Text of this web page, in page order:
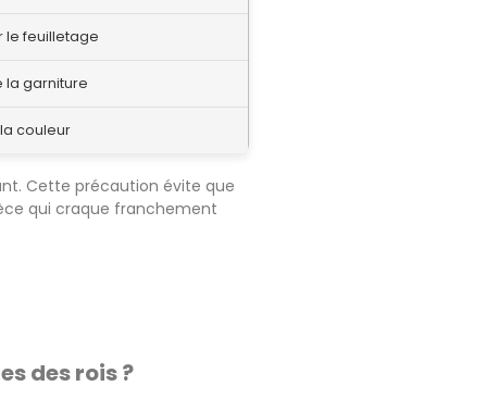
le feuilletage
la garniture
la couleur
Cette précaution évite que
qui craque franchement
des rois ?